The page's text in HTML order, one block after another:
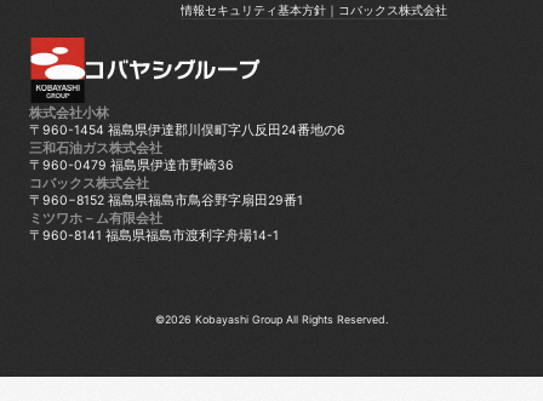
株式会社小林
〒960-1454 福島県伊達郡川俣町字八反田24番地の6
三和石油ガス株式会社
〒960-0479 福島県伊達市野崎36
コバックス株式会社
〒960−8152 福島県福島市鳥谷野字扇田29番1
ミツワホ－ム有限会社
〒960-8141 福島県福島市渡利字舟場14-1
サイトポリシー
情報セキュリティ基本方針｜コバックス株式会社
©2026 Kobayashi Group All Rights Reserved.